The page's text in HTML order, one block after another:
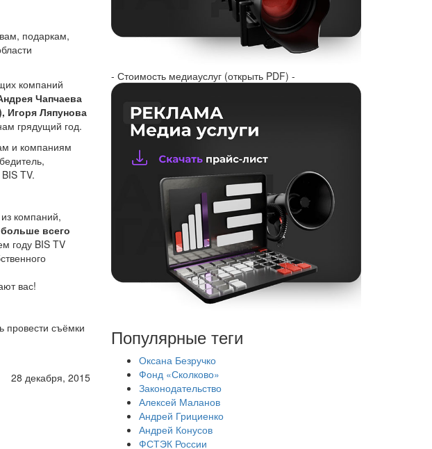
подаркам,
компаний
Чапчаева
Игоря Ляпунова
грядущий год.
и компаниям
TV.
компаний,
всего
году BIS TV
вас!
провести съёмки
28 декабря, 2015
- Стоимость медиауслуг (открыть PDF) -
Популярные теги
Оксана Безручко
Фонд «Сколково»
Законодательство
Алексей Маланов
Андрей Грициенко
Андрей Конусов
ФСТЭК России